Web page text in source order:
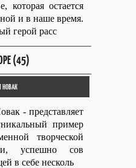
которая остается
и в наше время.
герой расс
(45)
НОВАК
- представляет
пример
творческой
успешно сов
в себе несколь